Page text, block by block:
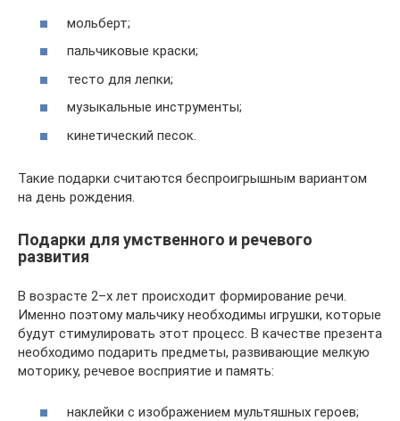
мольберт;
пальчиковые краски;
тесто для лепки;
музыкальные инструменты;
кинетический песок.
Такие подарки считаются беспроигрышным вариантом
на день рождения.
Подарки для умственного и речевого
развития
В возрасте 2–х лет происходит формирование речи.
Именно поэтому мальчику необходимы игрушки, которые
будут стимулировать этот процесс. В качестве презента
необходимо подарить предметы, развивающие мелкую
моторику, речевое восприятие и память:
наклейки с изображением мультяшных героев;